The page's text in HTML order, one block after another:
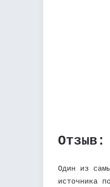
Отзыв:
Один из
источника